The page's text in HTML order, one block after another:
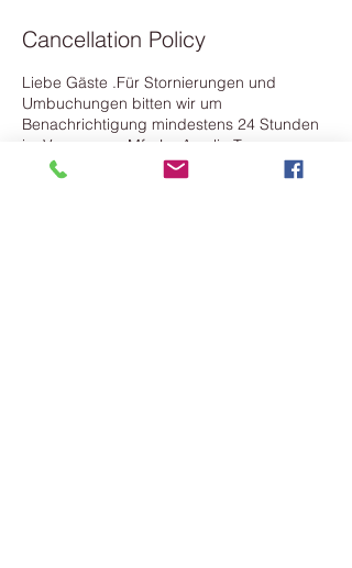
Cancellation Policy
Liebe Gäste .Für Stornierungen und
Umbuchungen bitten wir um
Benachrichtigung mindestens 24 Stunden
im Voraus .---- Mfg La Amalia Team